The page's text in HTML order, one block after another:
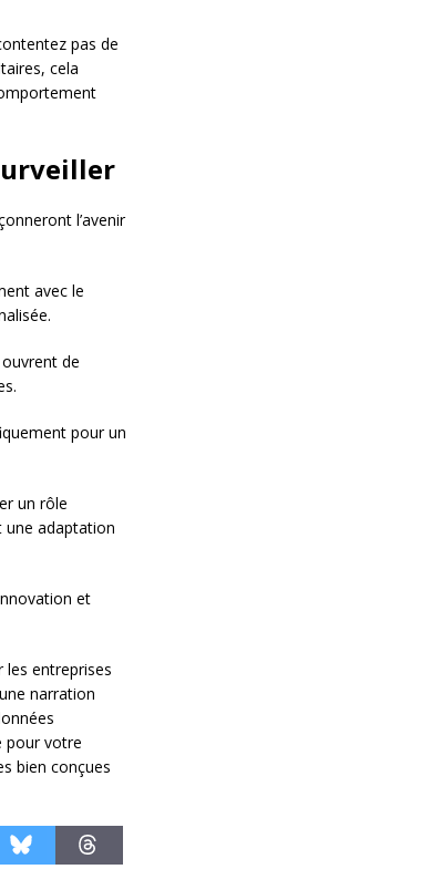
pas de
cela
l’avenir
avec le
de
pour un
un rôle
une adaptation
et
les entreprises
narration
pour votre
bien conçues